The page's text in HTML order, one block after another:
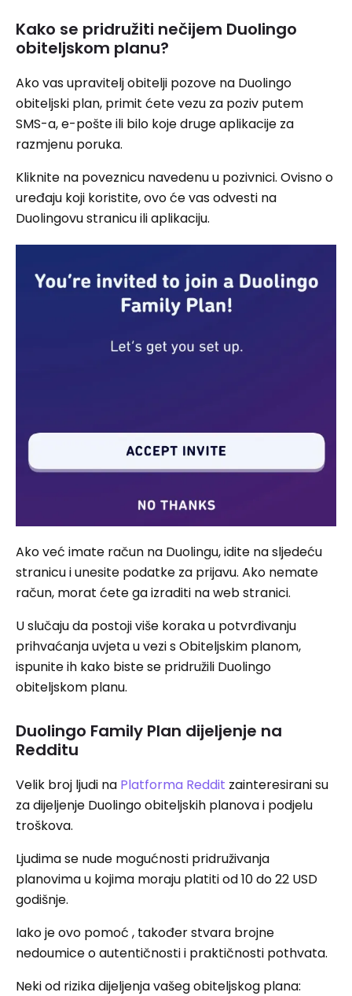
Kako se pridružiti nečijem Duolingo
obiteljskom planu?
Ako vas upravitelj obitelji pozove na Duolingo
obiteljski plan, primit ćete vezu za poziv putem
SMS-a, e-pošte ili bilo koje druge aplikacije za
razmjenu poruka.
Kliknite na poveznicu navedenu u pozivnici. Ovisno o
uređaju koji koristite, ovo će vas odvesti na
Duolingovu stranicu ili aplikaciju.
Ako već imate račun na Duolingu, idite na sljedeću
stranicu i unesite podatke za prijavu. Ako nemate
račun, morat ćete ga izraditi na web stranici.
U slučaju da postoji više koraka u potvrđivanju
prihvaćanja uvjeta u vezi s Obiteljskim planom,
ispunite ih kako biste se pridružili Duolingo
obiteljskom planu.
Duolingo Family Plan dijeljenje na
Redditu
Velik broj ljudi na Platforma Reddit zainteresirani su
za dijeljenje Duolingo obiteljskih planova i podjelu
troškova.
Ljudima se nude mogućnosti pridruživanja
planovima u kojima moraju platiti od 10 do 22 USD
godišnje.
Iako je ovo pomoć , također stvara brojne
nedoumice o autentičnosti i praktičnosti pothvata.
Neki od rizika dijeljenja vašeg obiteljskog plana: